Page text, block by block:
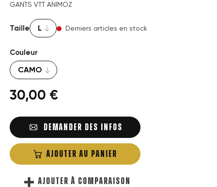
GANTS VTT ANIMOZ
Taille Derniers articles en stock
Couleur
30,00 €
DEMANDER DES INFOS
AJOUTER AU PANIER
AJOUTER À COMPARAISON